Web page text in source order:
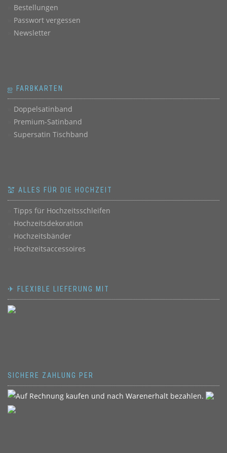
Bestellungen
Passwort vergessen
Newsletter
ஐ FARBKARTEN
Doppelsatinband
Premium-Satinband
Supersatin Tischband
💒 ALLES FÜR DIE HOCHZEIT
Tipps für Hochzeitsschleifen
Hochzeitsdekoration
Hochzeitsbänder
Hochzeitsaccessoires
✈ FLEXIBLE LIEFERUNG MIT
SICHERE ZAHLUNG PER